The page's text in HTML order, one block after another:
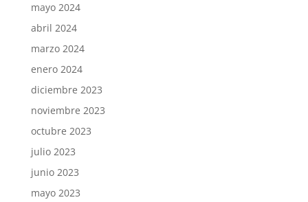
mayo 2024
abril 2024
marzo 2024
enero 2024
diciembre 2023
noviembre 2023
octubre 2023
julio 2023
junio 2023
mayo 2023